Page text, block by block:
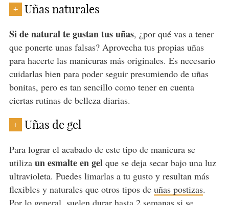
+ Uñas naturales
Si de natural te gustan tus uñas, ¿por qué vas a tener
que ponerte unas falsas? Aprovecha tus propias uñas
para hacerte las manicuras más originales. Es necesario
cuidarlas bien para poder seguir presumiendo de uñas
bonitas, pero es tan sencillo como tener en cuenta
ciertas rutinas de belleza diarias.
+ Uñas de gel
Para lograr el acabado de este tipo de manicura se
utiliza un esmalte en gel que se deja secar bajo una luz
ultravioleta. Puedes limarlas a tu gusto y resultan más
flexibles y naturales que otros tipos de uñas postizas.
Por lo general, suelen durar hasta 2 semanas si se